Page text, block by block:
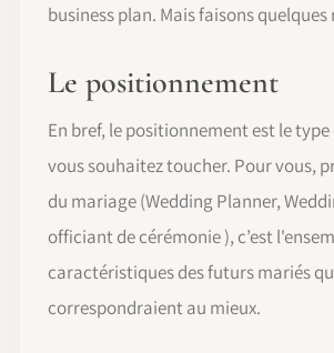
business plan. Mais faisons quelques
Le positionnement
En bref, le positionnement est le
vous souhaitez toucher. Pour vous,
du mariage (Wedding Planner,
officiant de cérémonie ), c’est
caractéristiques des futurs mariés
correspondraient au mieux.